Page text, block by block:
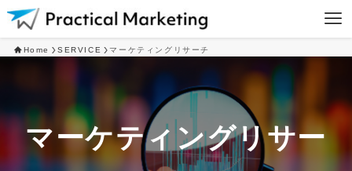
Home SERVICE マーケティングリサーチ
マーケティングリサー